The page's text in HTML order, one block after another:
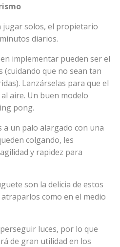
jugar solos, el propietario
diarios.
implementar pueden ser el
(cuidando que no sean tan
Lanzárselas para que el
aire. Un buen modelo
pong.
a un palo alargado con una
colgando, les
y rapidez para
son la delicia de estos
como en el medio
luces, por lo que
de gran utilidad en los